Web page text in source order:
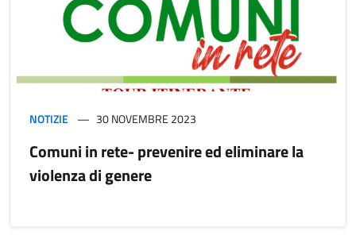
NOTIZIE 30 NOVEMBRE 2023
Comuni in rete- prevenire ed eliminare la
violenza di genere